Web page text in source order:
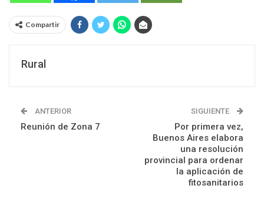
Compartir
Rural
ANTERIOR
Reunión de Zona 7
SIGUIENTE
Por primera vez,
Buenos Aires elabora
una resolución
provincial para ordenar
la aplicación de
fitosanitarios